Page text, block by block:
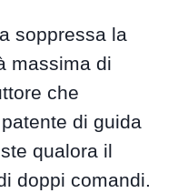
soppressa la
massima di
che
di guida
qualora il
doppi comandi.